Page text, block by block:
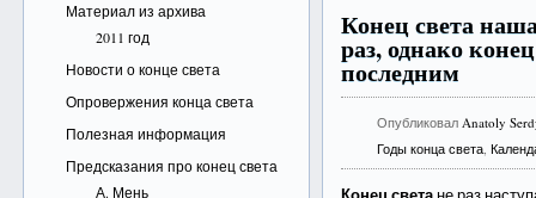
Материал из архива
2011 год
Новости о конце света
Опровержения конца света
Полезная информация
Предсказания про конец света
А. Мень
Конец света
раз, однако
последним
ОпубликовалAnatoly
Годы конца света,